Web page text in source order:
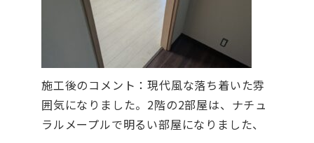
施工後のコメント：現代風な落ち着いた雰
囲気になりました。2階の2部屋は、ナチュ
ラルメープルで明るい部屋になりました、